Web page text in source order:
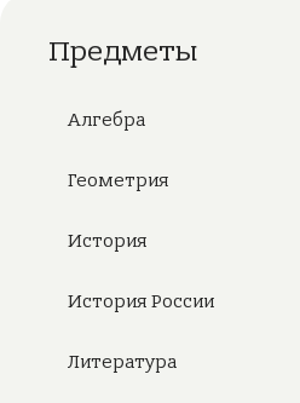
Предметы
Алгебра
Геометрия
История
История России
Литература